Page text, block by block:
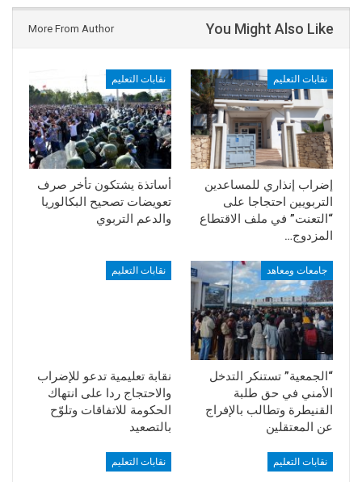
You Might Also Like
More From Author
نقابات التعليم
إضراب إنذاري للمساعدين
التربويين احتجاجا على
“التعنت” في ملف الاقتطاع
المزدوج…
نقابات التعليم
أساتذة يشتكون تأخر صرف
تعويضات تصحيح البكالوريا
والدعم التربوي
جامعات ومعاهد
“الجمعية” تستنكر التدخل
الأمني في حق طلبة
القنيطرة وتطالب بالإفراج
عن المعتقلين
نقابات التعليم
نقابة تعليمية تدعو للإضراب
والاحتجاج ردا على انتهاك
الحكومة للاتفاقات وتلوّح
بالتصعيد
نقابات التعليم نقابات التعليم